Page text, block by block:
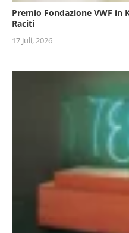
Premio Fondazione VWF
Raciti
17 Juli, 2026